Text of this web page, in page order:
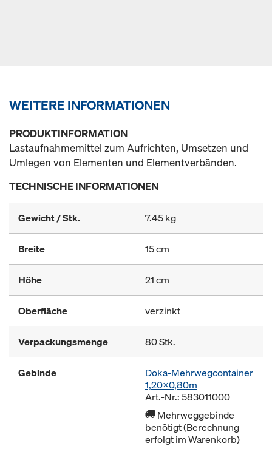
WEITERE INFORMATIONEN
PRODUKTINFORMATION
Lastaufnahmemittel zum Aufrichten, Umsetzen und
Umlegen von Elementen und Elementverbänden.
TECHNISCHE INFORMATIONEN
Gewicht / Stk. 7.45 kg
Breite 15 cm
Höhe 21 cm
Oberfläche verzinkt
Verpackungsmenge 80 Stk.
Gebinde
Doka-Mehrwegcontainer
1,20x0,80m
Art.-Nr.: 583011000
Mehrweggebinde
benötigt (Berechnung
erfolgt im Warenkorb)